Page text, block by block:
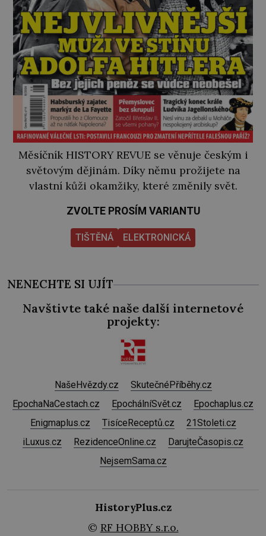
Měsíčník HISTORY REVUE se věnuje českým i
světovým dějinám. Díky němu prožijete na
vlastní kůži okamžiky, které změnily svět.
ZVOLTE PROSÍM VARIANTU
TIŠTĚNÁ ELEKTRONICKÁ
NENECHTE SI UJÍT
Navštivte také naše další internetové
projekty:
NašeHvězdy.cz
SkutečnéPříběhy.cz
EpochaNaCestach.cz
EpochálníSvět.cz
Epochaplus.cz
Enigmaplus.cz
TisíceReceptů.cz
21Stoleti.cz
iLuxus.cz
RezidenceOnline.cz
DarujteČasopis.cz
NejsemSama.cz
HistoryPlus.cz
© RF HOBBY s.r.o.